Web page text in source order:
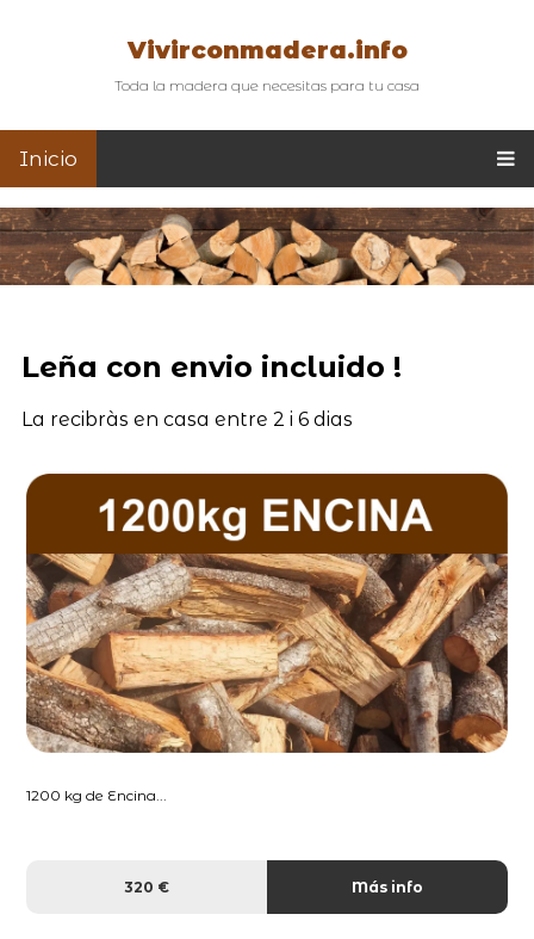
Vivirconmadera.info
Toda la madera que necesitas para tu casa
Inicio
Leña con envio incluido !
La recibràs en casa entre 2 i 6 dias
1200 kg de Encina...
320 € Más info